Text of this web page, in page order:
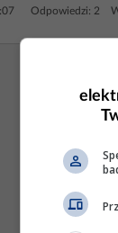
Odpowiedzi: 2